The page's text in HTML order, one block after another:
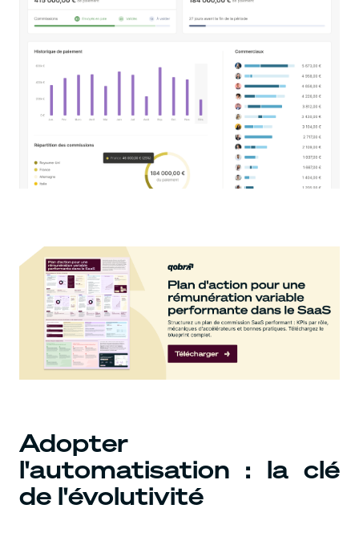
Adopter
l'automatisation : la clé
de l'évolutivité